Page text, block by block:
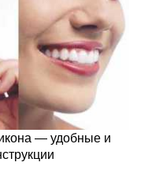
— удобные и